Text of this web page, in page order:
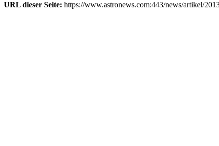
URL dieser Seite: https://www.astronews.com:443/news/artikel/